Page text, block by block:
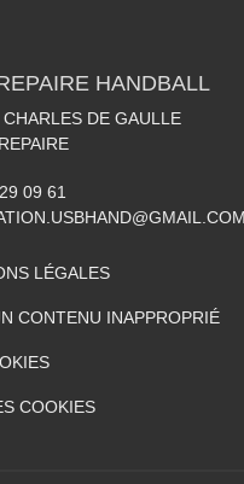
HANDBALL
DE GAULLE
09 61
LÉGALES
CONTENU INAPPROPRIÉ
COOKIES